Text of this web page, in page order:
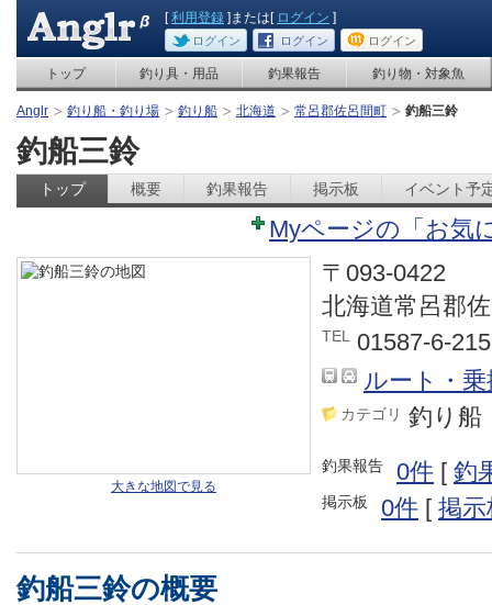
[利用登録 ]または[ ログイン ]
ログイン ログイン ログイン
トップ 釣り具・用品 釣果報告 釣り物・対象魚
Anglr 釣り船・釣り場 釣り船 北海道 常呂郡佐呂間町 釣船三鈴
釣船三鈴
トップ 概要 釣果報告 掲示板 イベント予
Myページの「お気
大きな地図で見る
〒093-0422
北海道常呂郡
TEL
01587-6-
ルート・
カテゴリ 釣り船
釣果報告 0件 [ 釣
掲示板 0件 [ 掲
釣船三鈴の概要